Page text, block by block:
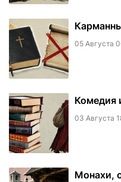
05 Августа
Комедия
03 Августа
Монахи,